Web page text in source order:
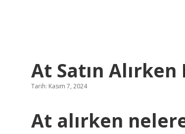
At Satın
Tarih: Kasım 7, 2024
At alırken